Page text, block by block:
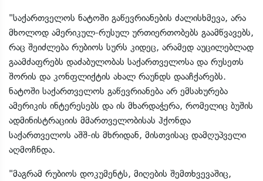
"საქართველოს ნატოში გაწევრიანების ძალისხმევა, არა
მხოლოდ ამერიკულ-რუსულ ურთიერთობებს გაამწვავებს,
რაც შეიძლება რუბიოს სურს კიდეც, არამედ აუცილებლად
გაამძაფრებს დაძაბულობას საქართველოსა და რუსეთს
შორის და კონფლიქტის ახალ რაუნდს დააჩქარებს.
ნატოში საქართველოს გაწევრიანება არ ემსახურება
ამერიკის ინტერესებს და ის მხარდაჭერა, რომელიც ბუშის
ადმინისტრაციის მმართველობისას ჰქონდა
საქართველოს აშშ-ის მხრიდან, მისთვისაც დამღუპველი
აღმოჩნდა.
"მაგრამ რუბიოს დოკუმენტს, მიღების შემთხვევაშიც,